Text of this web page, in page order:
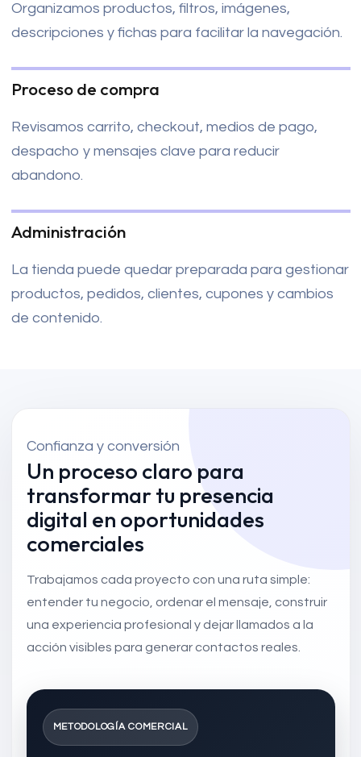
Organizamos productos, filtros, imágenes,
descripciones y fichas para facilitar la navegación.
Proceso de compra
Revisamos carrito, checkout, medios de pago,
despacho y mensajes clave para reducir
abandono.
Administración
La tienda puede quedar preparada para gestionar
productos, pedidos, clientes, cupones y cambios
de contenido.
Confianza y conversión
Un proceso claro para
transformar tu presencia
digital en oportunidades
comerciales
Trabajamos cada proyecto con una ruta simple:
entender tu negocio, ordenar el mensaje, construir
una experiencia profesional y dejar llamados a la
acción visibles para generar contactos reales.
METODOLOGÍA COMERCIAL